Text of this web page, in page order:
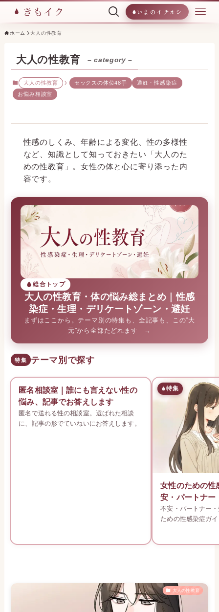
いまのイチオシ
ホーム 大人の性教育
大人の性教育 – category –
大人の性教育 セックスの体位48手
避妊・性感染症
お悩み相談室
性感のしくみ、年齢による変化、性の多様性
など、知識として知っておきたい「大人のた
めの性教育」。女性の体と心に寄り添った内
容です。
総合トップ
大人の性教育・体の悩み総まとめ｜性感
染症・生理・デリケートゾーン・避妊
まずはここから。テーマ別の特集も、全記事も、この“大
元”から全部たどれます →
特集 テーマ別で探す
特集
匿名相談室｜誰にも言えない性の
悩み、記事でお答えします
匿名で送れる性の相談室。選ばれた相談
に、記事の形でていねいにお答えします。
特集
女性のための性
安・パートナー
不安・パートナー
ための性感染症ガ
大人の性教育